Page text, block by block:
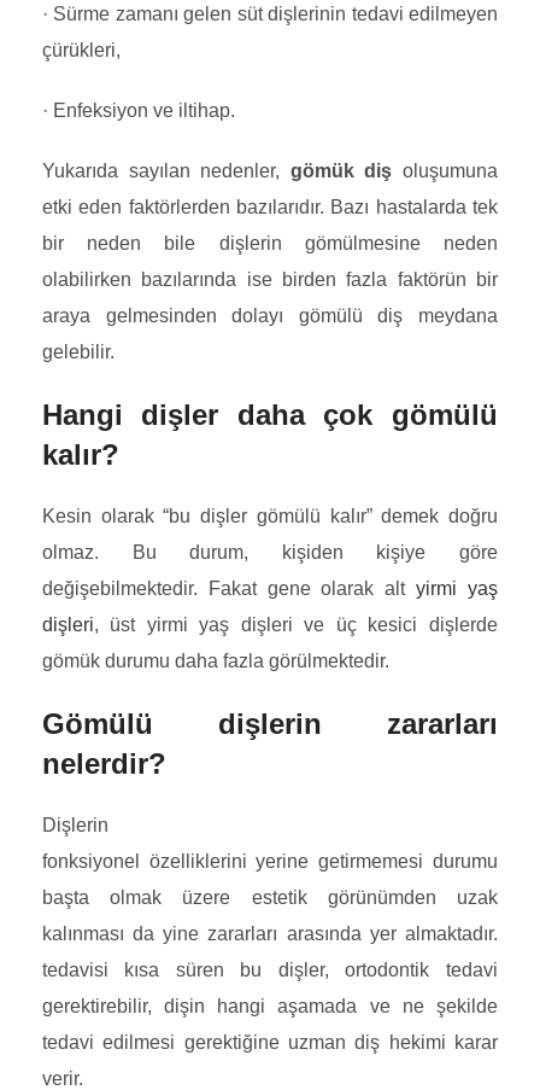
· Sürme zamanı gelen süt dişlerinin tedavi edilmeyen
çürükleri,
· Enfeksiyon ve iltihap.
Yukarıda sayılan nedenler, gömük diş oluşumuna
etki eden faktörlerden bazılarıdır. Bazı hastalarda tek
bir neden bile dişlerin gömülmesine neden
olabilirken bazılarında ise birden fazla faktörün bir
araya gelmesinden dolayı gömülü diş meydana
gelebilir.
Hangi dişler daha çok gömülü
kalır?
Kesin olarak “bu dişler gömülü kalır” demek doğru
olmaz. Bu durum, kişiden kişiye göre
değişebilmektedir. Fakat gene olarak altyirmi yaş
dişleri, üst yirmi yaş dişleri ve üç kesici dişlerde
gömük durumu daha fazla görülmektedir.
Gömülü dişlerin zararları
nelerdir?
Dişlerin
fonksiyonel özelliklerini yerine getirmemesi durumu
başta olmak üzere estetik görünümden uzak
kalınması da yine zararları arasında yer almaktadır.
tedavisi kısa süren bu dişler, ortodontik tedavi
gerektirebilir, dişin hangi aşamada ve ne şekilde
tedavi edilmesi gerektiğine uzman diş hekimi karar
verir.